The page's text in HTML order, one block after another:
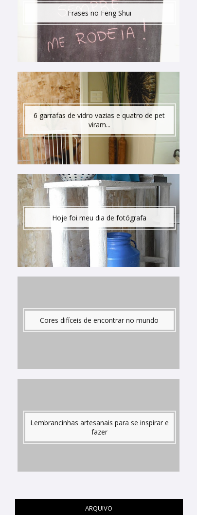
Frases no Feng Shui
6 garrafas de vidro vazias e quatro de pet
viram...
Hoje foi meu dia de fotógrafa
Cores difíceis de encontrar no mundo
Lembrancinhas artesanais para se inspirar e
fazer
ARQUIVO